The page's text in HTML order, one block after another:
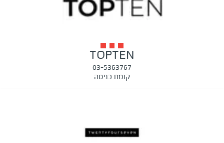
TOPTEN
03-5363767
קומת כניסה